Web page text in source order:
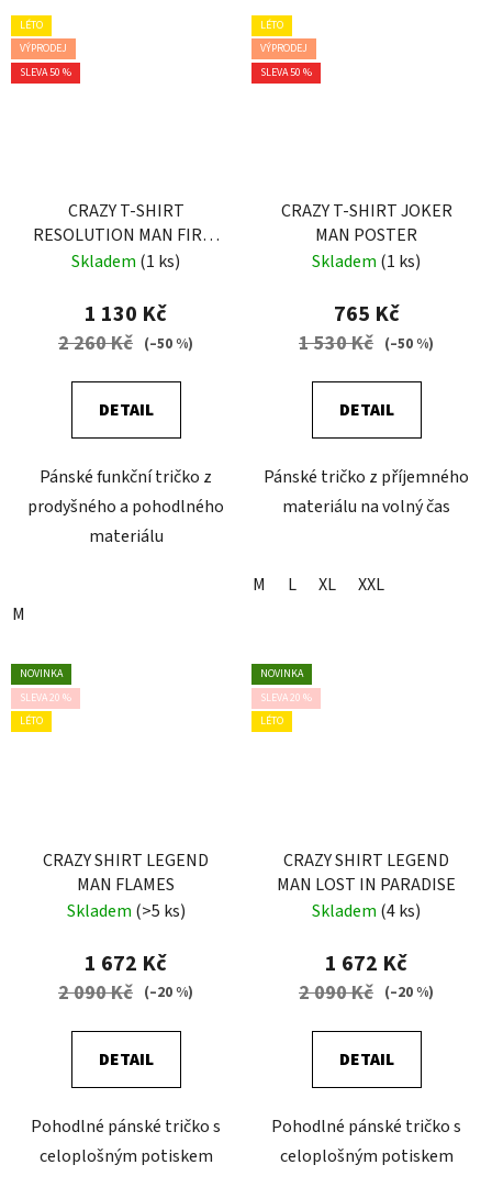
LÉTO
VÝPRODEJ
SLEVA 50 %
CRAZY T-SHIRT
RESOLUTION MAN FIRE-
WHITE
Skladem (1 ks)
1 130 Kč
2 260 Kč (–50 %)
DETAIL
Pánské funkční tričko z
prodyšného a pohodlného
materiálu
M
LÉTO
VÝPRODEJ
SLEVA 50 %
CRAZY T-SHIRT JOKER
MAN POSTER
Skladem (1 ks)
765 Kč
1 530 Kč (–50 %)
DETAIL
Pánské tričko z příjemného
materiálu na volný čas
M L XL XXL
NOVINKA
SLEVA 20 %
LÉTO
CRAZY SHIRT LEGEND
MAN FLAMES
Skladem (>5 ks)
1 672 Kč
2 090 Kč (–20 %)
DETAIL
Pohodlné pánské tričko s
celoplošným potiskem
NOVINKA
SLEVA 20 %
LÉTO
CRAZY SHIRT LEGEND
MAN LOST IN PARADISE
Skladem (4 ks)
1 672 Kč
2 090 Kč (–20 %)
DETAIL
Pohodlné pánské tričko s
celoplošným potiskem